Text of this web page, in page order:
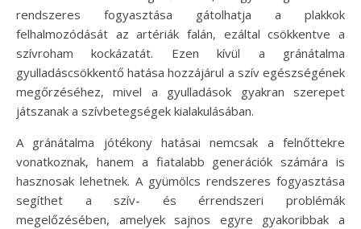
rendszeres fogyasztása gátolhatja a plakkok
felhalmozódását az artériák falán, ezáltal csökkentve a
szívroham kockázatát. Ezen kívül a gránátalma
gyulladáscsökkentő hatása hozzájárul a szív egészségének
megőrzéséhez, mivel a gyulladások gyakran szerepet
játszanak a szívbetegségek kialakulásában.
A gránátalma jótékony hatásai nemcsak a felnőttekre
vonatkoznak, hanem a fiatalabb generációk számára is
hasznosak lehetnek. A gyümölcs rendszeres fogyasztása
segíthet a szív- és érrendszeri problémák
megelőzésében, amelyek sajnos egyre gyakoribbak a